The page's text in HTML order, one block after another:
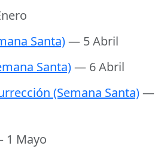
Santa)— 5 Abril
Santa)— 6 Abril
(Semana Santa)—
Mayo